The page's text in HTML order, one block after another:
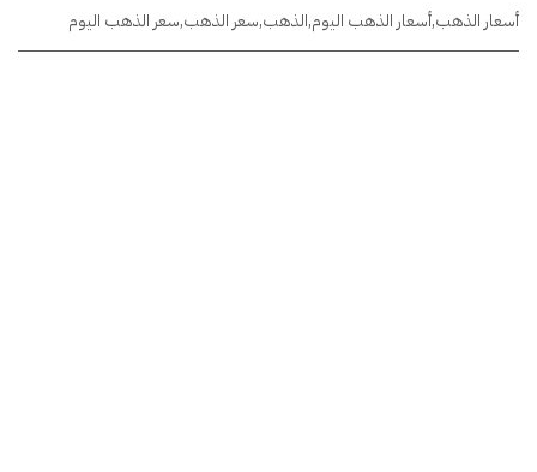
أسعار الذهب,أسعار الذهب اليوم,الذهب,سعر الذهب,سعر الذهب اليوم